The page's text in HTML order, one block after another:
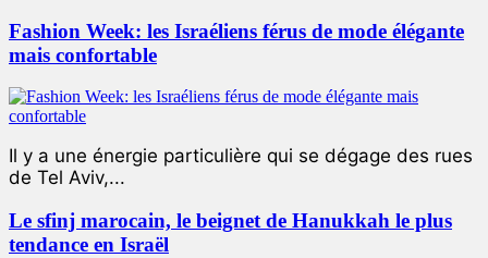
Fashion Week: les Israéliens férus de mode élégante
mais confortable
Il y a une énergie particulière qui se dégage des rues
de Tel Aviv,...
Le sfinj marocain, le beignet de Hanukkah le plus
tendance en Israël